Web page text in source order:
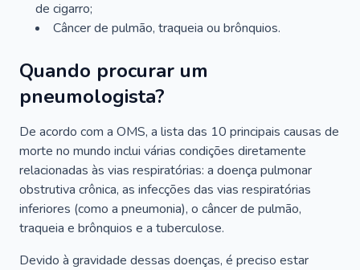
de cigarro;
Câncer de pulmão, traqueia ou brônquios.
Quando procurar um
pneumologista?
De acordo com a OMS, a lista das 10 principais causas de
morte no mundo inclui várias condições diretamente
relacionadas às vias respiratórias: a doença pulmonar
obstrutiva crônica, as infecções das vias respiratórias
inferiores (como a pneumonia), o câncer de pulmão,
traqueia e brônquios e a tuberculose.
Devido à gravidade dessas doenças, é preciso estar